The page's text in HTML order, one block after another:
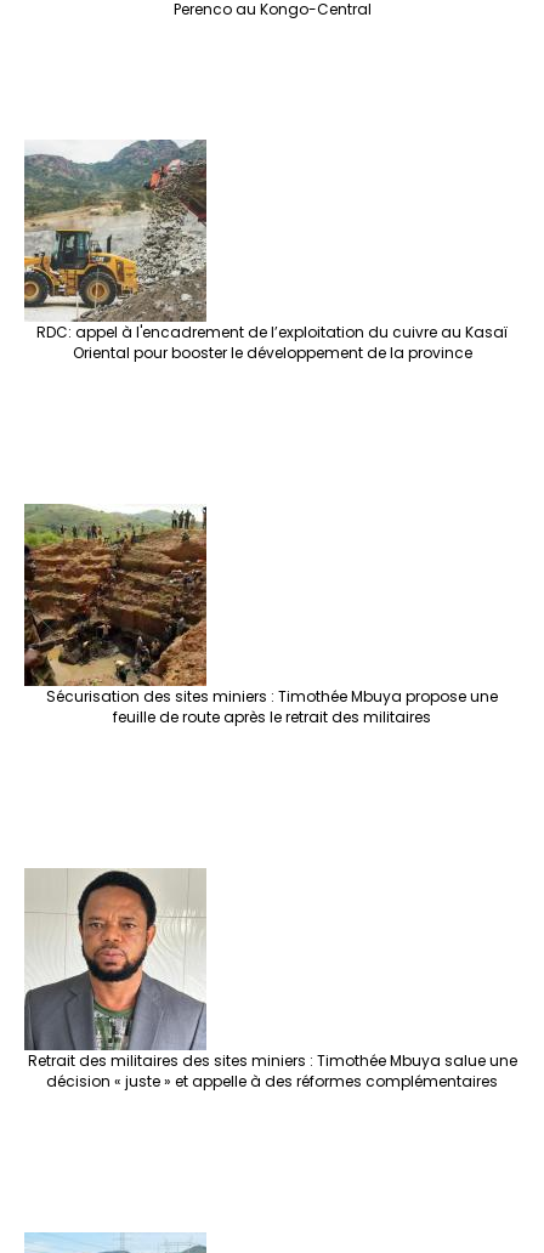
Perenco au Kongo-Central
RDC: appel à l'encadrement de l’exploitation du cuivre au Kasaï
Oriental pour booster le développement de la province
Sécurisation des sites miniers : Timothée Mbuya propose une
feuille de route après le retrait des militaires
Retrait des militaires des sites miniers : Timothée Mbuya salue une
décision « juste » et appelle à des réformes complémentaires